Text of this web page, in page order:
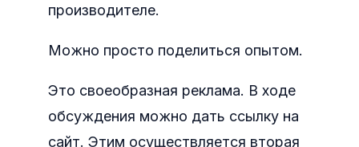
производителе.
Можно просто поделиться опытом.
Это своеобразная реклама. В ходе
обсуждения можно дать ссылку на
сайт. Этим осуществляется вторая